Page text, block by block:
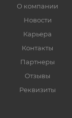
О компании
Новости
Карьера
Контакты
Партнеры
Отзывы
Реквизиты